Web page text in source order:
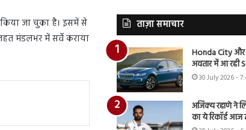
जा चुका है। इसमें से
मंडलभर में सर्वे कराया
ताज़ा समाचार
Honda City और
अवतार में आ रही
30 July 2026 -
अजिंक्य रहाणे ने
का ये रिकॉर्ड आज